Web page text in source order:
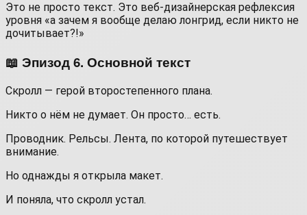
Это не просто текст. Это веб-дизайнерская рефлексия
уровня «а зачем я вообще делаю лонгрид, если никто не
дочитывает?!»
📖 Эпизод 6. Основной текст
Скролл — герой второстепенного плана.
Никто о нём не думает. Он просто… есть.
Проводник. Рельсы. Лента, по которой путешествует
внимание.
Но однажды я открыла макет.
И поняла, что скролл устал.